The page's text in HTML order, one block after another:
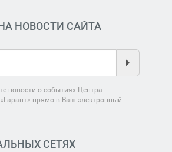
НОВОСТИ САЙТА
новости о событиях Центра
прямо в Ваш электронный
СЕТЯХ